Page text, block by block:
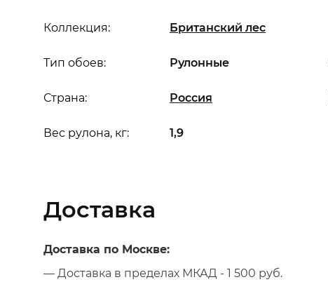
Коллекция: Британский лес
Вес рулона, кг: 1,9
Страна: Россия
Тип обоев: Рулонные
Доставка
Доставка по Москве:
— Доставка в пределах МКАД - 1 500 руб.